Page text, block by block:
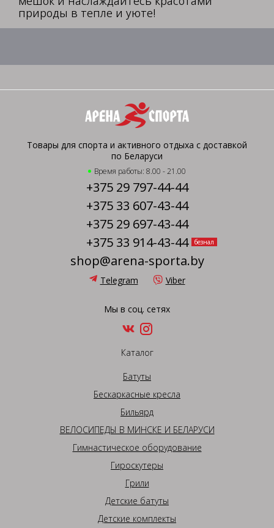
природы в тепле и уюте!
Товары для спорта и активного отдыха с доставкой
по Беларуси
Время работы: 8.00 - 21.00
+375 29 797-44-44
+375 33 607-43-44
+375 29 697-43-44
+375 33 914-43-44
безнал
shop@arena-sporta.by
Telegram Viber
Мы в соц. сетях
Каталог
Батуты
Бескаркасные кресла
Бильярд
ВЕЛОСИПЕДЫ В МИНСКЕ И БЕЛАРУСИ
Гимнастическое оборудование
Гироскутеры
Грили
Детские батуты
Детские комплекты